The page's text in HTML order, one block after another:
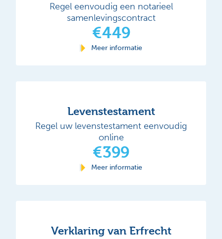
Regel eenvoudig een notarieel
samenlevingscontract
€449
Meer informatie
Levenstestament
Regel uw levenstestament eenvoudig
online
€399
Meer informatie
Verklaring van Erfrecht